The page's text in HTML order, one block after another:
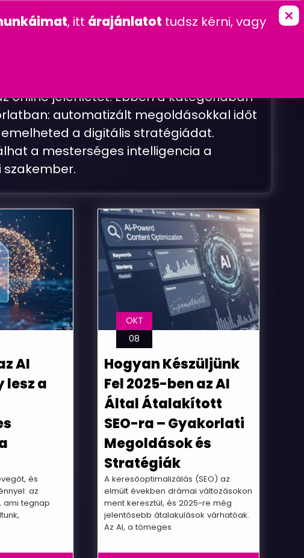
KAPCSOLAT
online jelenlétet. Ebben a kategóriában
automatizált megoldásokkal időt
a digitális stratégiádat.
a mesterséges intelligencia a
AI
lesz a
és
az
ami tegnap
OKT
08
Hogyan Készüljünk
Fel 2025-ben az AI
Által Átalakított
SEO-ra – Gyakorlati
Megoldások és
Stratégiák
A keresőoptimalizálás (SEO) az
elmúlt években drámai változásokon
ment keresztül, és 2025-re még
jelentősebb átalakulások várhatóak.
Az AI, a tömeges
, itt árajánlatot tudsz kérni, vagy